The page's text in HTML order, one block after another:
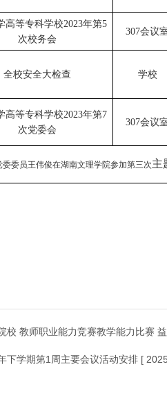
高等专科学校2023年第5
次校务会
307会议
全校安全大检查 学校
高等专科学校2023年第7
次党委会
307会议
委委员王伟俊在湖南文理学院参加第三次主
校 教师职业能力竞赛教学能力比赛
下学期第1周主要会议活动安排 [